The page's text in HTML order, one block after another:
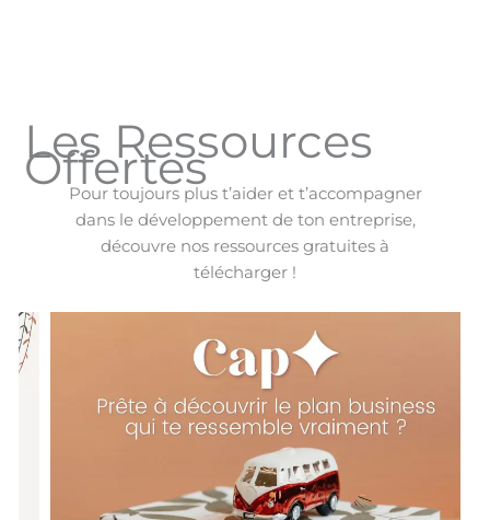
Les Ressources
Offertes
Pour toujours plus t’aider et t’accompagner
dans le développement de ton entreprise,
découvre nos ressources gratuites à
télécharger !